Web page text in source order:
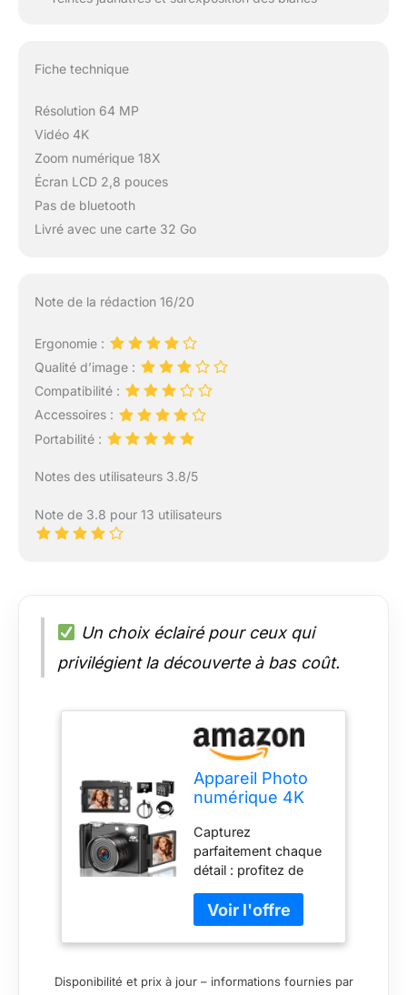
professionnelle et
Fiche technique
Résolution 64 MP
Vidéo 4K
Zoom numérique 18X
Écran LCD 2,8 pouces
Pas de bluetooth
Livré avec une carte 32 Go
Note de la rédaction 16/20
Ergonomie :
Qualité d’image :
Compatibilité :
Accessoires :
Portabilité :
Notes des utilisateurs 3.8/5
Note de 3.8 pour 13 utilisateurs
Un choix éclairé pour ceux qui
privilégient la découverte à bas coût.
Appareil Photo
numérique 4K
écran à Rabat de
2,8" à 180
degrés, caméra
Zoom 18X pour la
Photographie
avec Mise au
Point
Carte de 32 Go
Capturez
parfaitement chaque
détail : profitez de
photos 64MP et des
enregistrements
vidéo 4K UHD pour
moments de la vie
Disponibilité et prix à jour – informations fournies par